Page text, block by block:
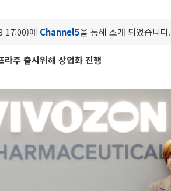
17:00)에 Channel5을 통해 소개 되었습니다.
주 출시위해 상업화 진행